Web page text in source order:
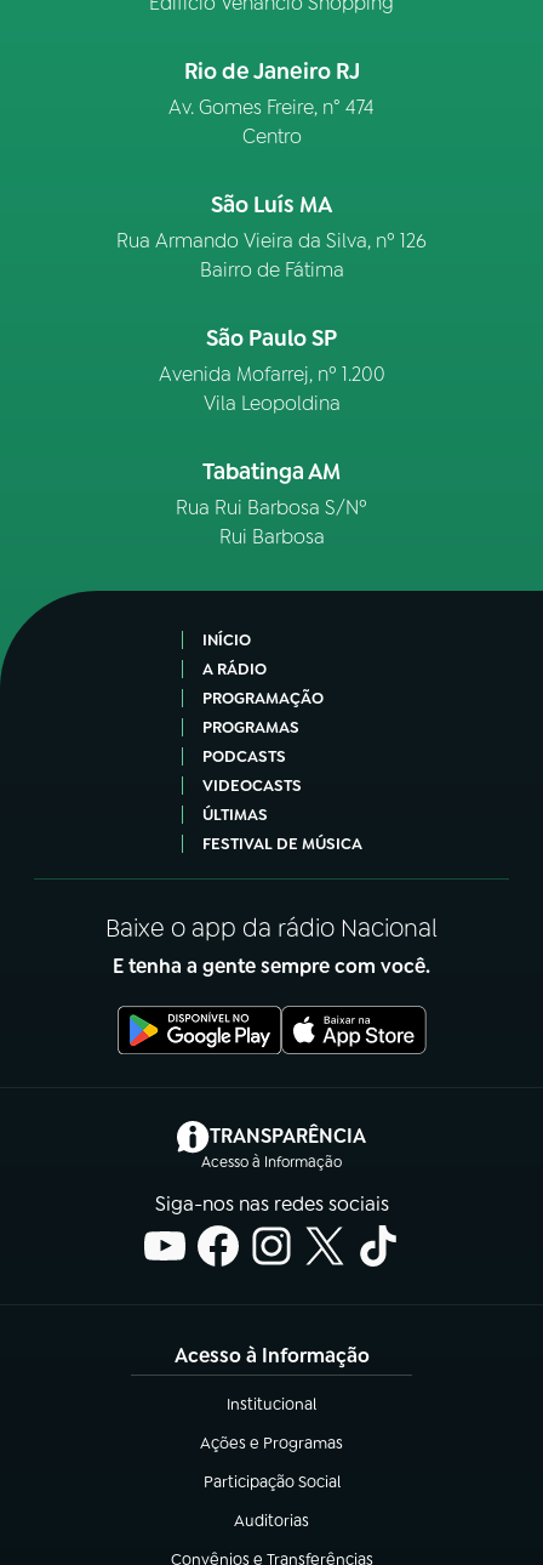
Rio de Janeiro RJ
Av. Gomes Freire, n° 474
Centro
São Luís MA
Rua Armando Vieira da Silva, nº 126
Bairro de Fátima
São Paulo SP
Avenida Mofarrej, nº 1.200
Vila Leopoldina
Tabatinga AM
Rua Rui Barbosa S/Nº
Rui Barbosa
INÍCIO
A RÁDIO
PROGRAMAÇÃO
PROGRAMAS
PODCASTS
VIDEOCASTS
ÚLTIMAS
FESTIVAL DE MÚSICA
Baixe o app da rádio Nacional
E tenha a gente sempre com você.
TRANSPARÊNCIA
Acesso à Informação
(abre em nova aba)
Siga-nos nas redes sociais
Acesso à Informação
Institucional
(abre em nova aba)
Ações e Programas
(abre em nova aba)
Participação Social
(abre em nova aba)
Auditorias
(abre em nova aba)
Convênios e Transferências